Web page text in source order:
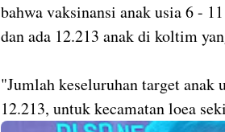
bahwa vaksinansi anak usia 6 -
dan ada 12.213 anak di koltim
"Jumlah keseluruhan target
12.213, untuk kecamatan loea